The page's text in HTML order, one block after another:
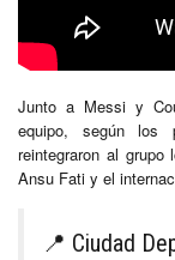
Junto a Messi y
equipo, según los
reintegraron al
Ansu Fati y el
📍 Ciudad